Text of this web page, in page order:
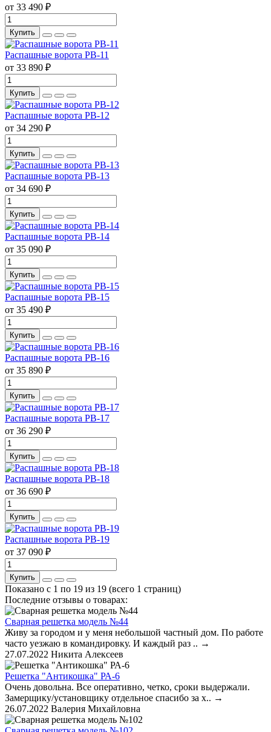
от 33 490 ₽
Купить
Распашные ворота РВ-11
от 33 890 ₽
Купить
Распашные ворота РВ-12
от 34 290 ₽
Купить
Распашные ворота РВ-13
от 34 690 ₽
Купить
Распашные ворота РВ-14
от 35 090 ₽
Купить
Распашные ворота РВ-15
от 35 490 ₽
Купить
Распашные ворота РВ-16
от 35 890 ₽
Купить
Распашные ворота РВ-17
от 36 290 ₽
Купить
Распашные ворота РВ-18
от 36 690 ₽
Купить
Распашные ворота РВ-19
от 37 090 ₽
Купить
Показано с 1 по 19 из 19 (всего 1 страниц)
Последние отзывы о товарах:
Сварная решетка модель №44
Живу за городом и у меня небольшой частный дом. По работе
часто уезжаю в командировку. И каждый раз .. →
27.07.2022 Никита Алексеев
Решетка "Антикошка" РА-6
Очень довольна. Все оперативно, четко, сроки выдержали.
Замерщику/установщику отдельное спасибо за х.. →
26.07.2022 Валерия Михайловна